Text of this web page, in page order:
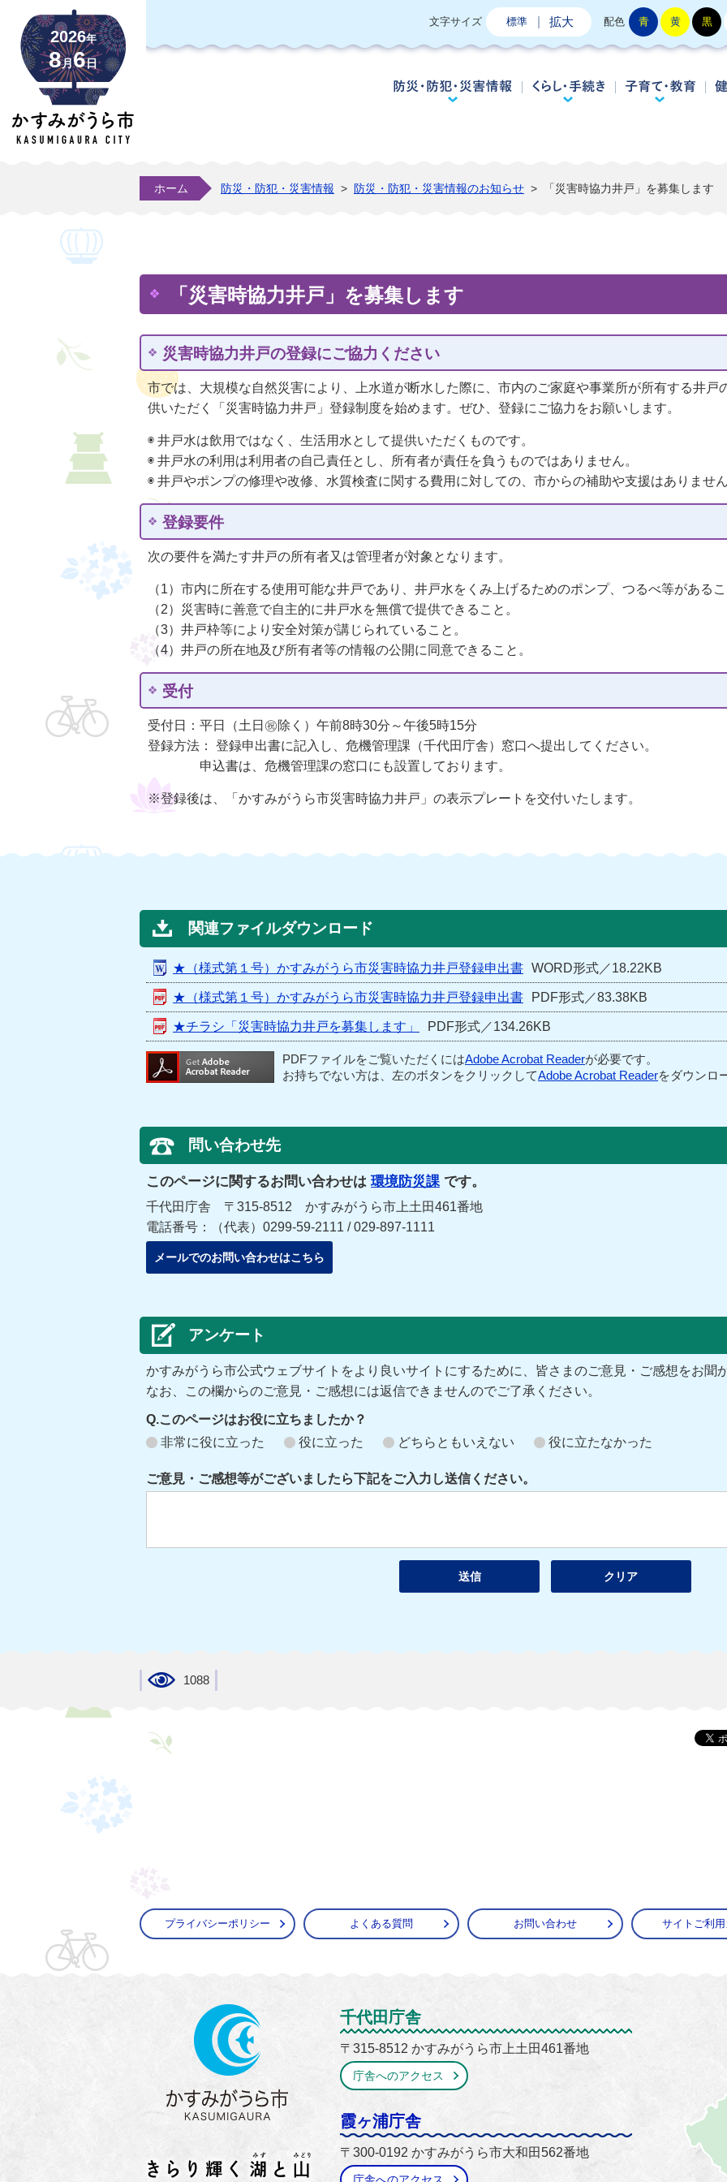
2026年
8月6日
文字サイズ 標準 拡大 配色 青 黄 黒
防災・防犯・災害情報くらし・手続き子
ホーム 防災・防犯・災害情報 > 防災・防犯・災害情報のお知らせ > 「災害時協力井戸」を募集します
「災害時協力井戸」を募集します
災害時協力井戸の登録にご協力ください
市では、大規模な自然災害により、上水道が断水した際に、市内のご家庭や事業所が所有する井戸
供いただく「災害時協力井戸」登録制度を始めます。ぜひ、登録にご協力をお願いします。
◉ 井戸水は飲用ではなく、生活用水として提供いただくものです。
◉ 井戸水の利用は利用者の自己責任とし、所有者が責任を負うものではありません。
◉ 井戸やポンプの修理や改修、水質検査に関する費用に対しての、市からの補助や支援はありません
登録要件
次の要件を満たす井戸の所有者又は管理者が対象となります。
（1）市内に所在する使用可能な井戸であり、井戸水をくみ上げるためのポンプ、つるべ等があるこ
（2）災害時に善意で自主的に井戸水を無償で提供できること。
（3）井戸枠等により安全対策が講じられていること。
（4）井戸の所在地及び所有者等の情報の公開に同意できること。
受付
受付日：平日（土日㊗除く）午前8時30分～午後5時15分
登録方法： 登録申出書に記入し、危機管理課（千代田庁舎）窓口へ提出してください。
申込書は、危機管理課の窓口にも設置しております。
※登録後は、「かすみがうら市災害時協力井戸」の表示プレートを交付いたします。
関連ファイルダウンロード
★（様式第１号）かすみがうら市災害時協力井戸登録申出書 WORD形式／18.22KB
★（様式第１号）かすみがうら市災害時協力井戸登録申出書 PDF形式／83.38KB
★チラシ「災害時協力井戸を募集します」 PDF形式／134.26KB
PDFファイルをご覧いただくにはAdobe Acrobat Readerが必要です。
お持ちでない方は、左のボタンをクリックしてAdobe Acrobat Readerをダウンロ
問い合わせ先
このページに関するお問い合わせは 環境防災課 です。
千代田庁舎 〒315-8512 かすみがうら市上土田461番地
電話番号：（代表）0299-59-2111 / 029-897-1111
メールでのお問い合わせはこちら
アンケート
かすみがうら市公式ウェブサイトをより良いサイトにするために、皆さまのご意見・ご感想をお聞
なお、この欄からのご意見・ご感想には返信できませんのでご了承ください。
Q.このページはお役に立ちましたか？
非常に役に立った
役に立った どちらともいえない 役に立たなかった
ご意見・ご感想等がございましたら下記をご入力し送信ください。
1088
プライバシーポリシー よくある質問 お問い合わせ サイトご利
かすみがうら市
千代田庁舎
〒315-8512 かすみがうら市上土田461番地
庁舎へのアクセス
霞ヶ浦庁舎
〒300-0192 かすみがうら市大和田562番地